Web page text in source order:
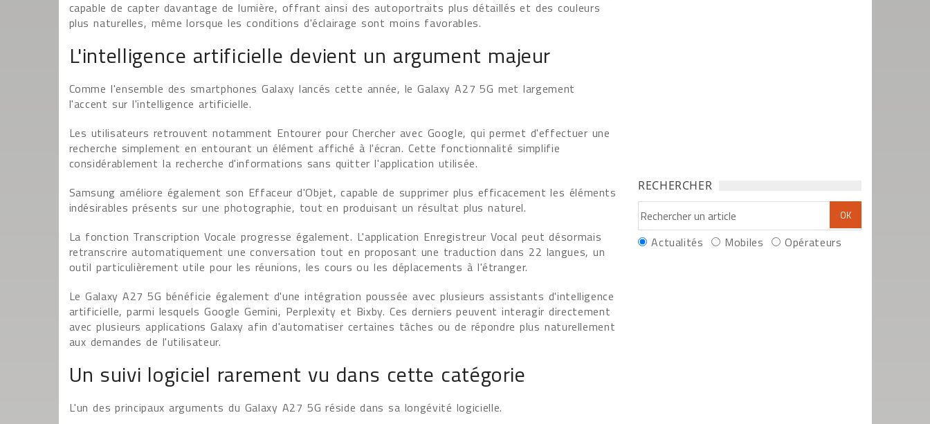
capable de capter davantage de lumière, offrant ainsi des autoportraits plus détaillés et des couleurs
plus naturelles, même lorsque les conditions d'éclairage sont moins favorables.
L'intelligence artificielle devient un argument majeur
Comme l'ensemble des smartphones Galaxy lancés cette année, le Galaxy A27 5G met largement
l'accent sur l'intelligence artificielle.
Les utilisateurs retrouvent notamment Entourer pour Chercher avec Google, qui permet d'effectuer une
recherche simplement en entourant un élément affiché à l'écran. Cette fonctionnalité simplifie
considérablement la recherche d'informations sans quitter l'application utilisée.
Samsung améliore également son Effaceur d'Objet, capable de supprimer plus efficacement les éléments
indésirables présents sur une photographie, tout en produisant un résultat plus naturel.
La fonction Transcription Vocale progresse également. L'application Enregistreur Vocal peut désormais
retranscrire automatiquement une conversation tout en proposant une traduction dans 22 langues, un
outil particulièrement utile pour les réunions, les cours ou les déplacements à l'étranger.
Le Galaxy A27 5G bénéficie également d'une intégration poussée avec plusieurs assistants d'intelligence
artificielle, parmi lesquels Google Gemini, Perplexity et Bixby. Ces derniers peuvent interagir directement
avec plusieurs applications Galaxy afin d'automatiser certaines tâches ou de répondre plus naturellement
aux demandes de l'utilisateur.
Un suivi logiciel rarement vu dans cette catégorie
L'un des principaux arguments du Galaxy A27 5G réside dans sa longévité logicielle.
RECHERCHER
Actualités Mobiles Opérateurs